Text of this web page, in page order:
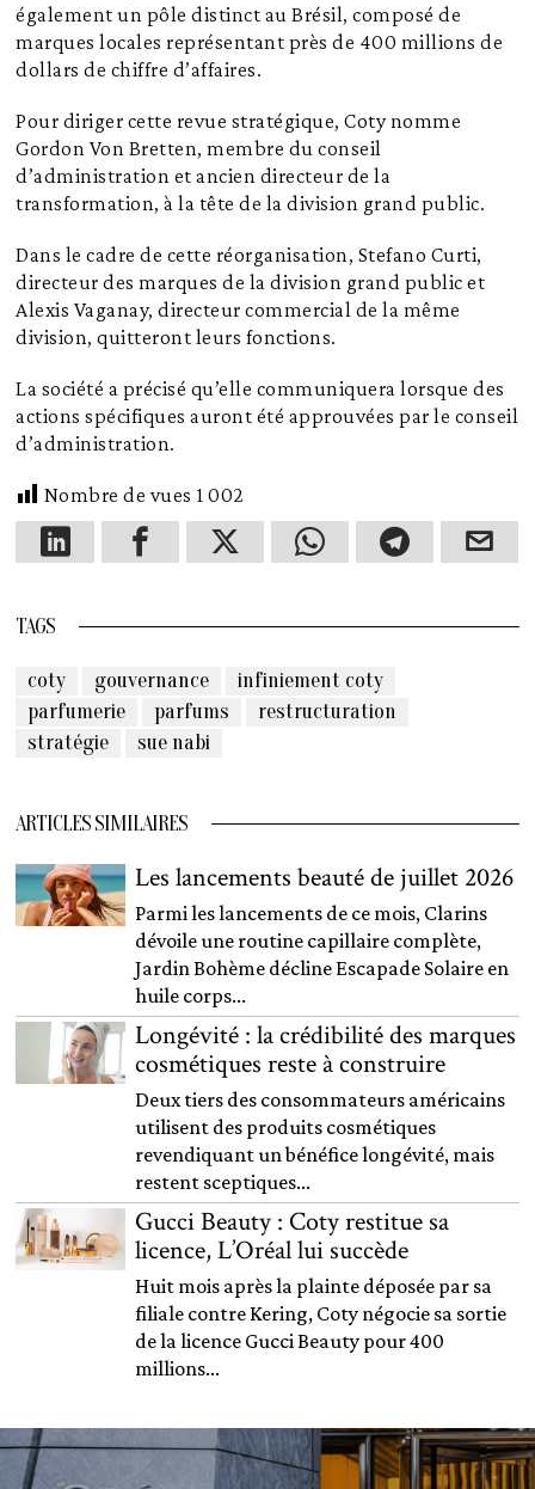
également un pôle distinct au Brésil, composé de
marques locales représentant près de 400 millions de
dollars de chiffre d’affaires.
Pour diriger cette revue stratégique, Coty nomme
Gordon Von Bretten, membre du conseil
d’administration et ancien directeur de la
transformation, à la tête de la division grand public.
Dans le cadre de cette réorganisation, Stefano Curti,
directeur des marques de la division grand public et
Alexis Vaganay, directeur commercial de la même
division, quitteront leurs fonctions.
La société a précisé qu’elle communiquera lorsque des
actions spécifiques auront été approuvées par le conseil
d’administration.
Nombre de vues 1 002
TAGS
coty gouvernance
infiniement coty
parfumerie
parfums
restructuration
stratégie
sue nabi
ARTICLES SIMILAIRES
Les lancements beauté de juillet 2026
Parmi les lancements de ce mois, Clarins
dévoile une routine capillaire complète,
Jardin Bohème décline Escapade Solaire en
huile corps...
Longévité : la crédibilité des marques
cosmétiques reste à construire
Deux tiers des consommateurs américains
utilisent des produits cosmétiques
revendiquant un bénéfice longévité, mais
restent sceptiques...
Gucci Beauty : Coty restitue sa
licence, L’Oréal lui succède
Huit mois après la plainte déposée par sa
filiale contre Kering, Coty négocie sa sortie
de la licence Gucci Beauty pour 400
millions...